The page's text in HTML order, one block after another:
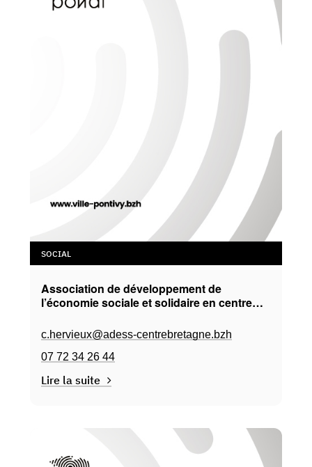
SOCIAL
Association de développement de
l’économie sociale et solidaire en centre
c.hervieux@adess-centrebretagne.bzh
07 72 34 26 44
Lire la suite